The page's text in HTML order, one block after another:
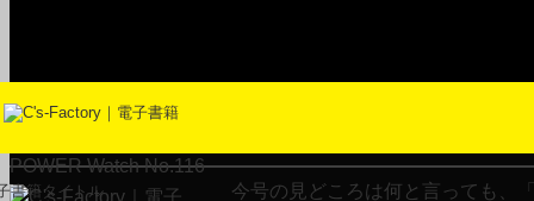
書籍タイトル
POWER Watch No.116
今号の見どころは何と言っても、